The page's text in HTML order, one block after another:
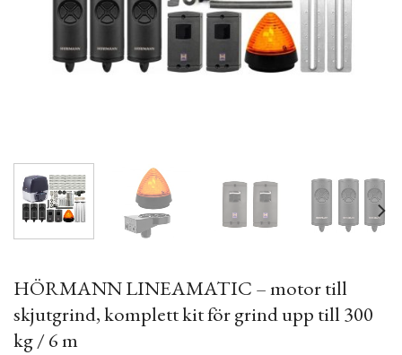
HÖRMANN LINEAMATIC – motor till
skjutgrind, komplett kit för grind upp till 300
kg / 6 m